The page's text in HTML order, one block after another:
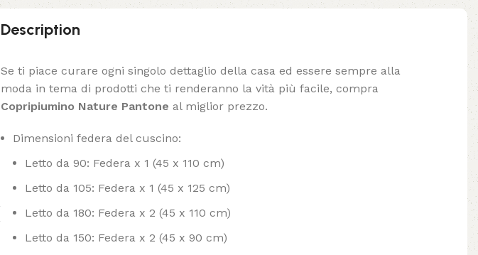
Description
Se ti piace curare ogni singolo dettaglio della casa ed essere sempre alla
moda in tema di prodotti che ti renderanno la vità più facile, compra
Copripiumino Nature Pantone al miglior prezzo.
Dimensioni federa del cuscino:
Letto da 90: Federa x 1 (45 x 110 cm)
Letto da 105: Federa x 1 (45 x 125 cm)
Letto da 180: Federa x 2 (45 x 110 cm)
Letto da 150: Federa x 2 (45 x 90 cm)